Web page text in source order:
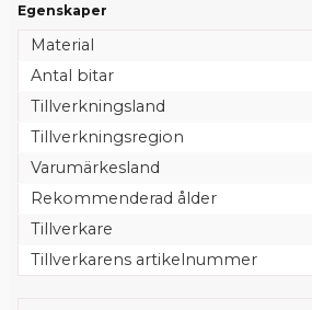
Egenskaper
Material
Antal bitar
Tillverkningsland
Tillverkningsregion
Varumärkesland
Rekommenderad ålder
Tillverkare
Tillverkarens artikelnummer